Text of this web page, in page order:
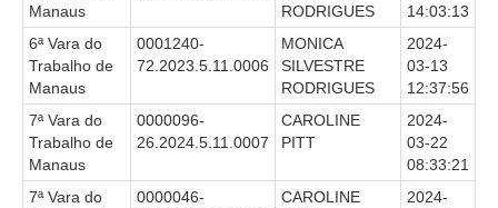
Manaus
RODRIGUES
14:03:13
6ª Vara do
Trabalho de
Manaus
0001240-
72.2023.5.11.0006
MONICA
SILVESTRE
RODRIGUES
2024-
03-13
12:37:56
7ª Vara do
Trabalho de
Manaus
0000096-
26.2024.5.11.0007
CAROLINE
PITT
2024-
03-22
08:33:21
7ª Vara do
0000046-
CAROLINE
2024-